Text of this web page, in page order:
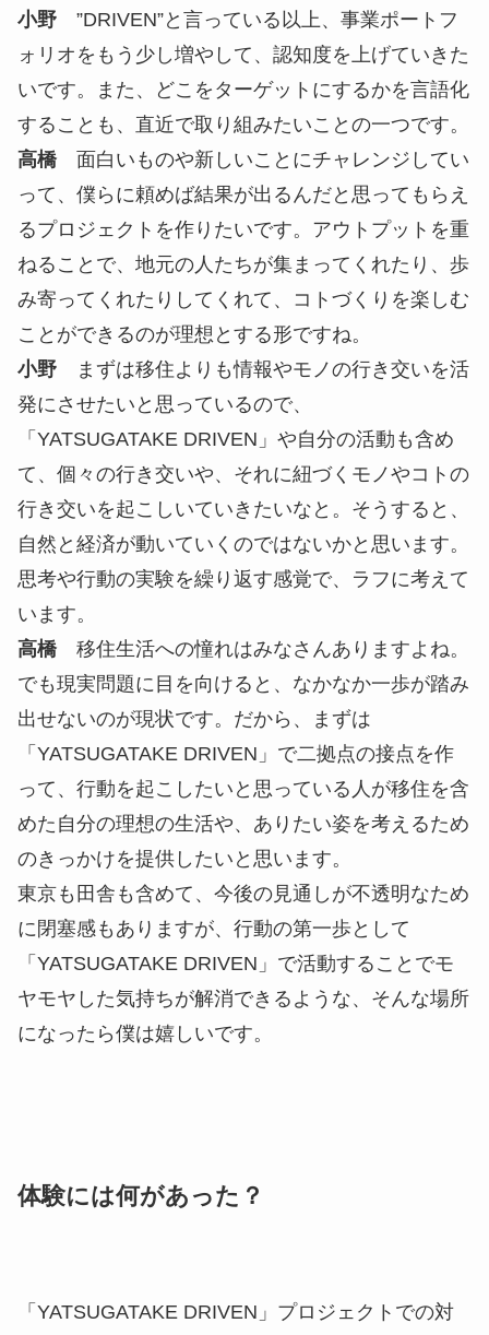
ますが、もしかしたらラボに近い部分もあるかもし
れません。今までの実験が僕たちを”DRIVEN”させ
るのかなと。
ヒト・モノ・コトが行き交うことで生ま
れる化学反応を楽しむ
「YATSUGATAKE DRIVEN」プロジェクトのベー
ス作りを行っている様子
中屋
今後「YATSUGATAKE DRIVEN」のプロジ
ェクトで挑戦してみたいことや、どのような展望を
描いているかお伺いしたいです。
小野 ”DRIVEN”と言っている以上、事業ポートフ
ォリオをもう少し増やして、認知度を上げていきた
いです。また、どこをターゲットにするかを言語化
することも、直近で取り組みたいことの一つです。
高橋 面白いものや新しいことにチャレンジしてい
って、僕らに頼めば結果が出るんだと思ってもらえ
るプロジェクトを作りたいです。アウトプットを重
ねることで、地元の人たちが集まってくれたり、歩
み寄ってくれたりしてくれて、コトづくりを楽しむ
ことができるのが理想とする形ですね。
小野まずは移住よりも情報やモノの行き交いを活
発にさせたいと思っているので、
「YATSUGATAKE DRIVEN」や自分の活動も含め
て、個々の行き交いや、それに紐づくモノやコトの
高橋移住生活への憧れはみなさんありますよね。
「YATSUGATAKE DRIVEN」で二拠点の接点を作